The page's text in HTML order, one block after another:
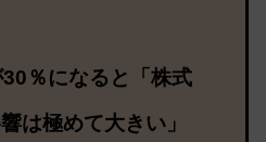
％になると「株式
は極めて大きい」